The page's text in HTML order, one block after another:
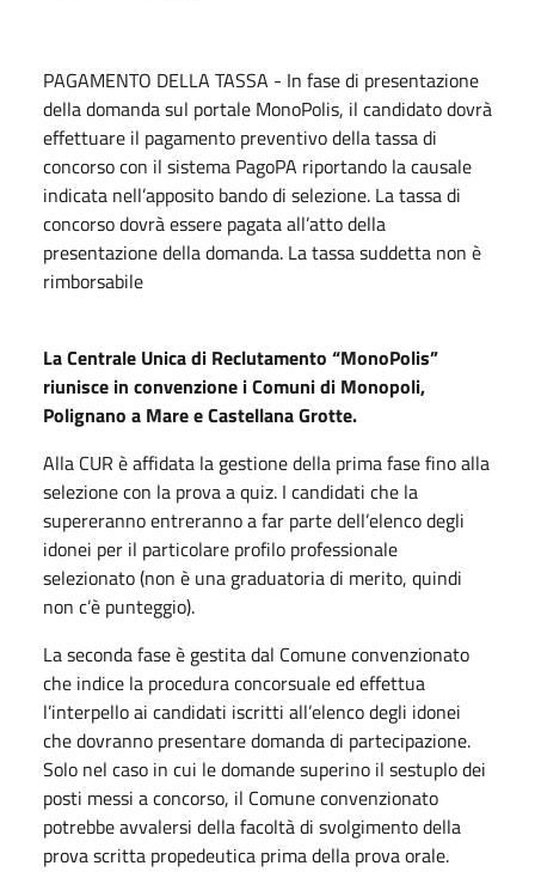
PAGAMENTO DELLA TASSA - In fase di presentazione
della domanda sul portale MonoPolis, il candidato dovrà
effettuare il pagamento preventivo della tassa di
concorso con il sistema PagoPA riportando la causale
indicata nell’apposito bando di selezione. La tassa di
concorso dovrà essere pagata all’atto della
presentazione della domanda. La tassa suddetta non è
rimborsabile
La Centrale Unica di Reclutamento “MonoPolis”
riunisce in convenzione i Comuni di Monopoli,
Polignano a Mare e Castellana Grotte.
Alla CUR è affidata la gestione della prima fase fino alla
selezione con la prova a quiz. I candidati che la
supereranno entreranno a far parte dell’elenco degli
idonei per il particolare profilo professionale
selezionato (non è una graduatoria di merito, quindi
non c’è punteggio).
La seconda fase è gestita dal Comune convenzionato
che indice la procedura concorsuale ed effettua
l’interpello ai candidati iscritti all’elenco degli idonei
che dovranno presentare domanda di partecipazione.
Solo nel caso in cui le domande superino il sestuplo dei
posti messi a concorso, il Comune convenzionato
potrebbe avvalersi della facoltà di svolgimento della
prova scritta propedeutica prima della prova orale.